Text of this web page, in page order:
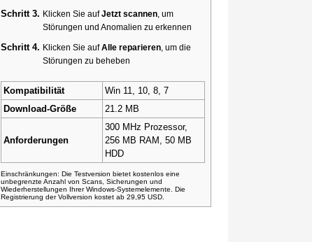
Schritt 3. Klicken Sie aufJetzt scannen , um
Störungen und Anomalien zu erkennen
Schritt 4. Klicken Sie aufAlle reparieren , um die
Störungen zu beheben
Kompatibilität
Win 11, 10, 8, 7
Download-Größe
21.2 MB
Anforderungen
300 MHz Prozessor,
256 MB RAM, 50 MB
HDD
Einschränkungen: Die Testversion bietet kostenlos eine
unbegrenzte Anzahl von Scans, Sicherungen und
Wiederherstellungen Ihrer Windows-Systemelemente. Die
Registrierung der Vollversion kostet ab 29,95 USD.